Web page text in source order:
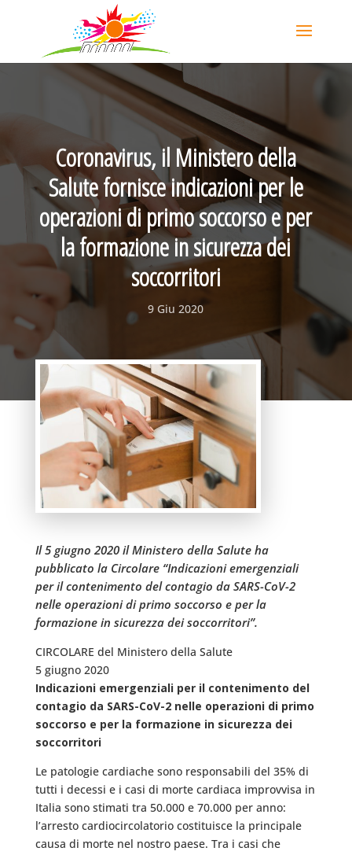
Coronavirus, il Ministero della
Salute fornisce indicazioni per le
operazioni di primo soccorso e per
la formazione in sicurezza dei
soccorritori
9 Giu 2020
Il 5 giugno 2020 il Ministero della Salute ha
pubblicato la Circolare “Indicazioni emergenziali
per il contenimento del contagio da SARS-CoV-2
nelle operazioni di primo soccorso e per la
formazione in sicurezza dei soccorritori”.
CIRCOLARE del Ministero della Salute
5 giugno 2020
Indicazioni emergenziali per il contenimento del
contagio da SARS-CoV-2 nelle operazioni di primo
soccorso e per la formazione in sicurezza dei
soccorritori
Le patologie cardiache sono responsabili del 35% di
tutti i decessi e i casi di morte cardiaca improvvisa in
Italia sono stimati tra 50.000 e 70.000 per anno:
l’arresto cardiocircolatorio costituisce la principale
causa di morte nel nostro paese. Tra i casi che